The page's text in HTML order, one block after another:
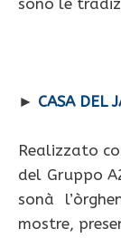
sono le
► CASA DEL
Realizzato
del Gruppo
sonà
mostre,